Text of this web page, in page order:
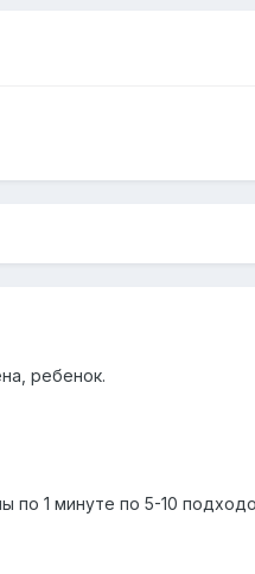
ребенок.
по 1 минуте по 5-10